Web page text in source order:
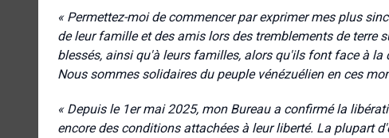
« Permettez-moi de commencer par exprimer mes plus
de leur famille et des amis lors des tremblements de terre
blessés, ainsi qu'à leurs familles, alors qu'ils font face à
Nous sommes solidaires du peuple vénézuélien en ces
« Depuis le 1er mai 2025, mon Bureau a confirmé la
encore des conditions attachées à leur liberté. La plupart